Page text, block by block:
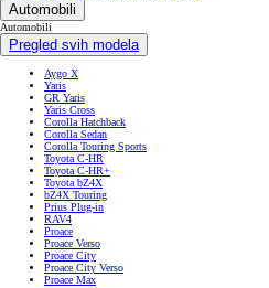
Automobili
Automobili
Pregled svih modela
Aygo X
Yaris
GR Yaris
Yaris Cross
Corolla Hatchback
Corolla Sedan
Corolla Touring Sports
Toyota C-HR
Toyota C-HR+
Toyota bZ4X
bZ4X Touring
Prius Plug-in
RAV4
Proace
Proace Verso
Proace City
Proace City Verso
Proace Max